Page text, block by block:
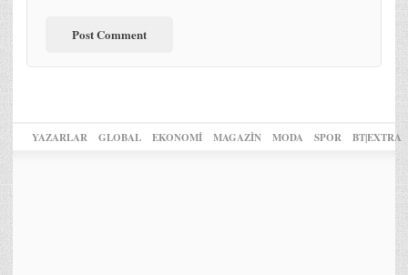
YAZARLAR GLOBAL EKONOMİ MAGAZİN MODA SPOR BT|EXTRA